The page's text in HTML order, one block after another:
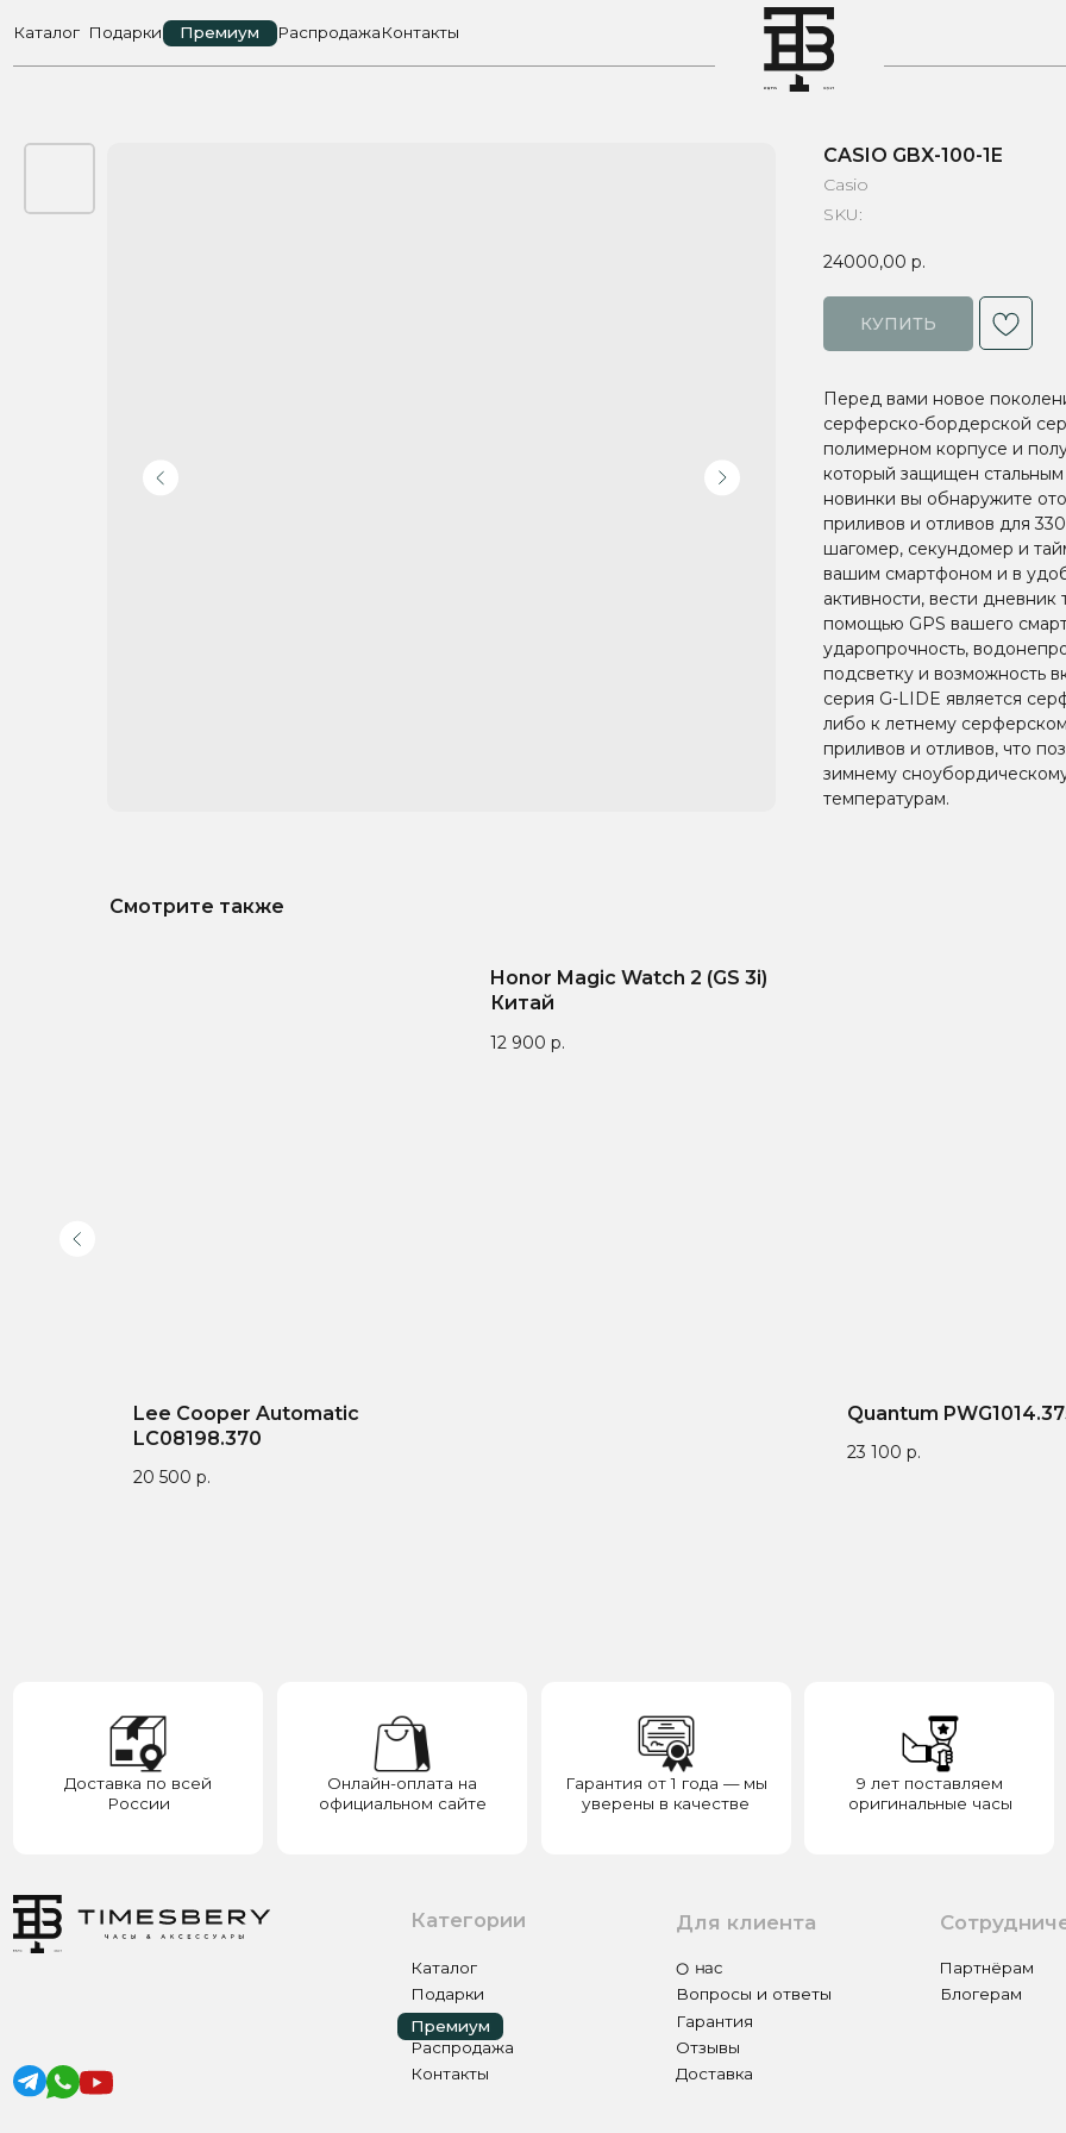
Каталог Подарки Премиум Распродажа Контакты
CASIO GBX-100-1E
Casio
SKU:
24000,00 р.
КУПИТЬ
Перед вами новое
серферско-бордерской
полимерном корпусе и
который защищен
новинки вы обнаружите
приливов и отливов для
шагомер, секундомер и
вашим смартфоном и в
активности, вести
помощью GPS вашего
ударопрочность,
подсветку и возможность
серия G-LIDE является
либо к летнему
приливов и отливов, что
зимнему
температурам.
Смотрите также
Lee Cooper Automatic
LC08198.370
20 500 р.
Honor Magic Watch 2 (GS 3i)
Китай
12 900 р.
Quantum
23 100 р.
Каталог
Подарки
Премиум
О нас
Вопросы и ответы
Гарантия
Партнёрам
Блогерам
Сотрудничество
Для клиента
Категории
ИП ЭЛЬМУРЗАЕВ АДАМ МУСАЕВИЧ
Премиум